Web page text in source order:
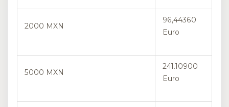
2000 MXN
96,44360
Euro
5000 MXN
241.10900
Euro